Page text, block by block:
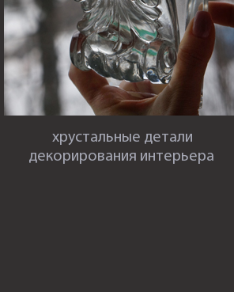
хрустальные детали
декорирования интерьера